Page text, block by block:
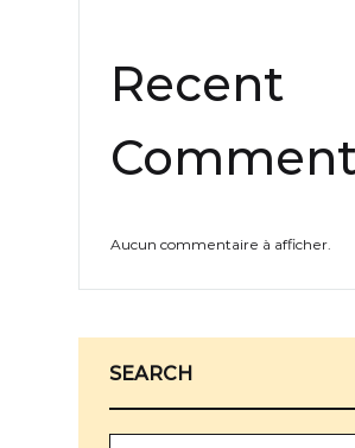
Recent
Aucun commentaire à afficher.
SEARCH